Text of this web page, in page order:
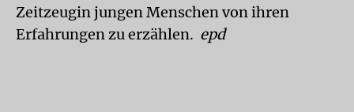
Zeitzeugin jungen Menschen von ihren
Erfahrungen zu erzählen. epd